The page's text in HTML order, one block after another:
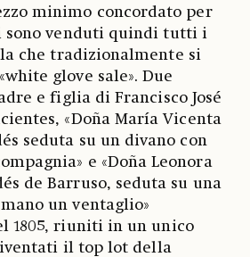
minimo concordato per
sono venduti quindi tutti i
che tradizionalmente si
glove sale». Due
e figlia di Francisco José
«Doña María Vicenta
seduta su un divano con
e «Doña Leonora
de Barruso, seduta su una
un ventaglio»
1805, riuniti in un unico
il top lot della